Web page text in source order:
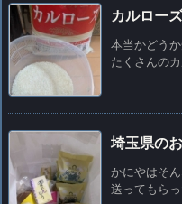
カルロー
本当かどう
たくさんの
埼玉県の
かにやはそ
送ってもら